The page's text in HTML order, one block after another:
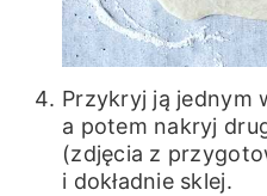
Przykryj ją jednym
a potem nakryj
(zdjęcia z
i dokładnie sklej.